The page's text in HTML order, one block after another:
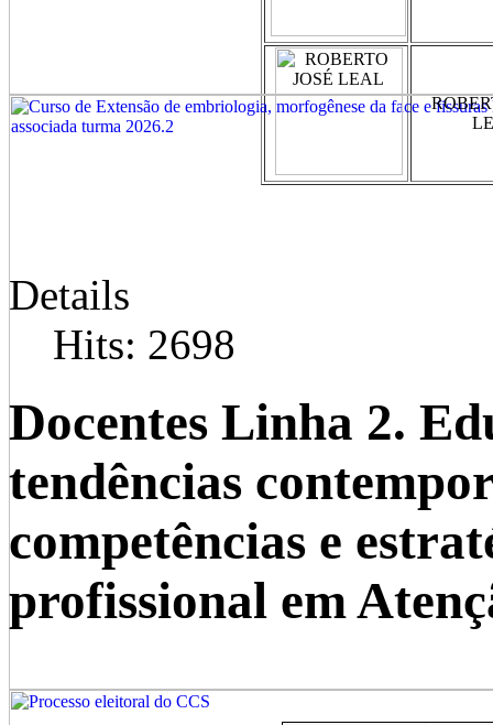
Details
Hits: 2698
Docentes Linha 2.
tendências
competências e
profissional em